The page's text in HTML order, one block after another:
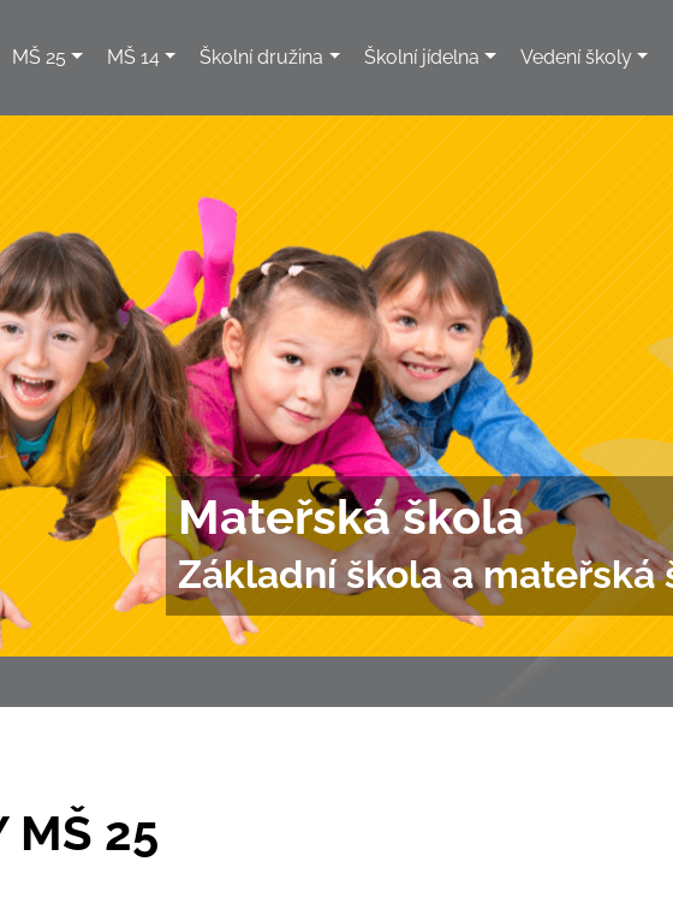
MŠ 25 MŠ 14 Školní družina Školní jídelna Vedení školy
Mateřská škola
Základní škola a mateřská
MŠ 25